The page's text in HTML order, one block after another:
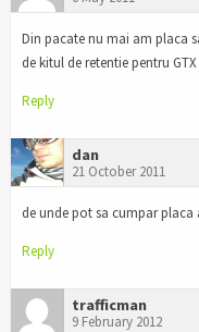
Din pacate nu mai am placa
de kitul de retentie pentru GTX
Reply
dan
21 October 2011
de unde pot sa cumpar
Reply
trafficman
9 February 2012